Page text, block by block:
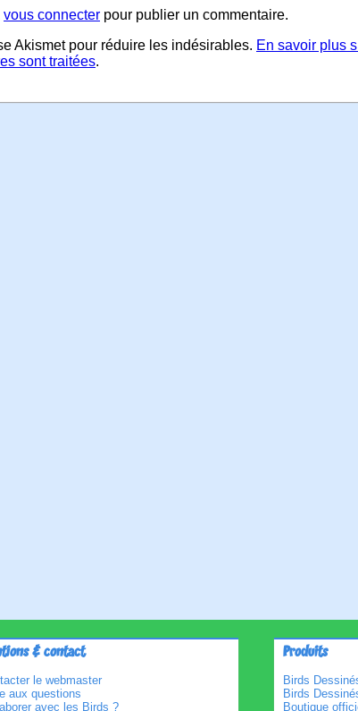
vous connecter pour publier un commentaire.
Akismet pour réduire les indésirables. En savoir plus
sont traitées.
& contact
le webmaster
aux questions
avec les Birds ?
Produits
Birds
Birds
Boutique